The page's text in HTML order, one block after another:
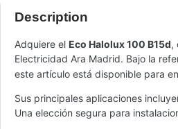
Description
Adquiere el Eco Halolux 100 B15d,
Electricidad Ara Madrid. Bajo la
este artículo está disponible para
Sus principales aplicaciones
Una elección segura para